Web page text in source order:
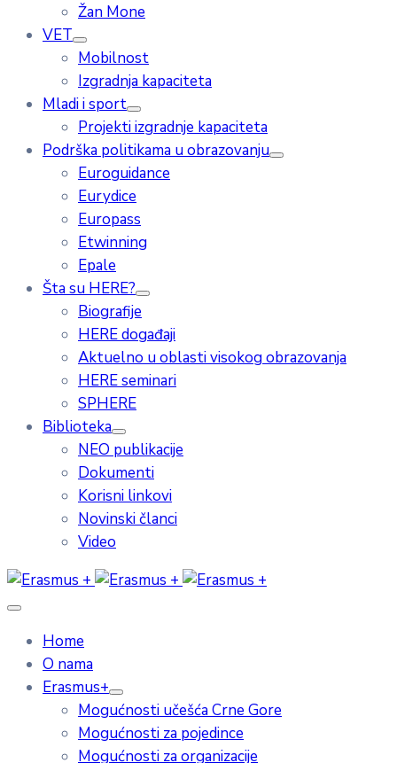
Žan Mone
VET
Mobilnost
Izgradnja kapaciteta
Mladi i sport
Projekti izgradnje kapaciteta
Podrška politikama u obrazovanju
Euroguidance
Eurydice
Europass
Etwinning
Epale
Šta su HERE?
Biografije
HERE događaji
Aktuelno u oblasti visokog obrazovanja
HERE seminari
SPHERE
Biblioteka
NEO publikacije
Dokumenti
Korisni linkovi
Novinski članci
Video
Home
O nama
Erasmus+
Mogućnosti učešća Crne Gore
Mogućnosti za pojedince
Mogućnosti za organizacije